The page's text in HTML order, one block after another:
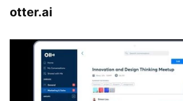
otter.ai